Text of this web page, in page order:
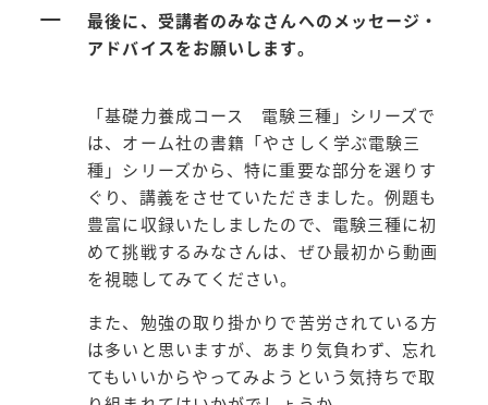
ー
最後に、受講者のみなさんへのメッセージ・
アドバイスをお願いします。
「基礎力養成コース 電験三種」シリーズで
は、オーム社の書籍「やさしく学ぶ電験三
種」シリーズから、特に重要な部分を選りす
ぐり、講義をさせていただきました。例題も
豊富に収録いたしましたので、電験三種に初
めて挑戦するみなさんは、ぜひ最初から動画
を視聴してみてください。
また、勉強の取り掛かりで苦労されている方
は多いと思いますが、あまり気負わず、忘れ
てもいいからやってみようという気持ちで取